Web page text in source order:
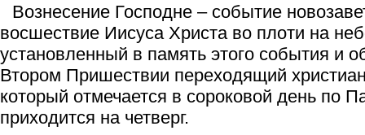
Вознесение Господне – событие
восшествие Иисуса Христа во плоти на
установленный в память этого события и
Втором Пришествии переходящий
который отмечается в сороковой день по
приходится на четверг.